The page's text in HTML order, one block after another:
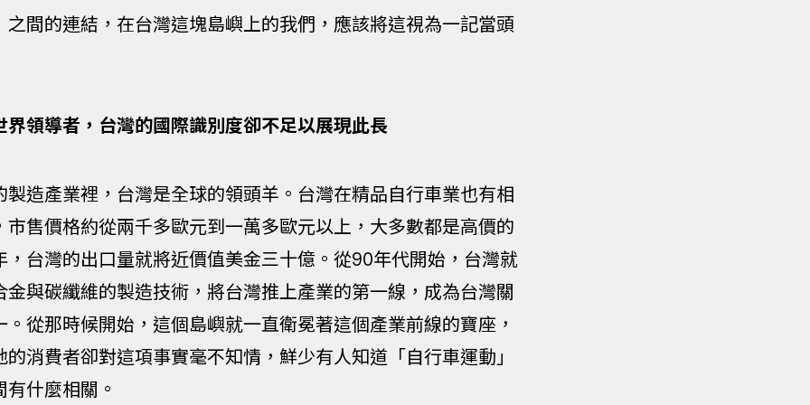
之間的連結，在台灣這塊島嶼上的我們，應該將這視為一記當頭
界領導者，台灣的國際識別度卻不足以展現此長
製造產業裡，台灣是全球的領頭羊。台灣在精品自行車業也有相
市售價格約從兩千多歐元到一萬多歐元以上，大多數都是高價的
，台灣的出口量就將近價值美金三十億。從90年代開始，台灣就
金與碳纖維的製造技術，將台灣推上產業的第一線，成為台灣關
。從那時候開始，這個島嶼就一直衛冕著這個產業前線的寶座，
消費者卻對這項事實毫不知情，鮮少有人知道「自行車運動」
什麼相關。